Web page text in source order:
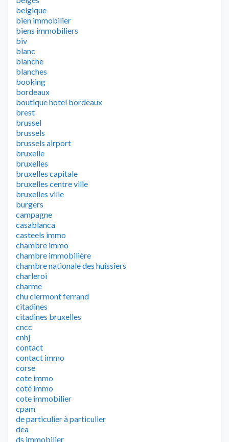
belgique
bien immobilier
biens immobiliers
biv
blanc
blanche
blanches
booking
bordeaux
boutique hotel bordeaux
brest
brussel
brussels
brussels airport
bruxelle
bruxelles
bruxelles capitale
bruxelles centre ville
bruxelles ville
burgers
campagne
casablanca
casteels immo
chambre immo
chambre immobilière
chambre nationale des huissiers
charleroi
charme
chu clermont ferrand
citadines
citadines bruxelles
cncc
cnhj
contact
contact immo
corse
cote immo
coté immo
cote immobilier
cpam
de particulier à particulier
dea
ds immobilier